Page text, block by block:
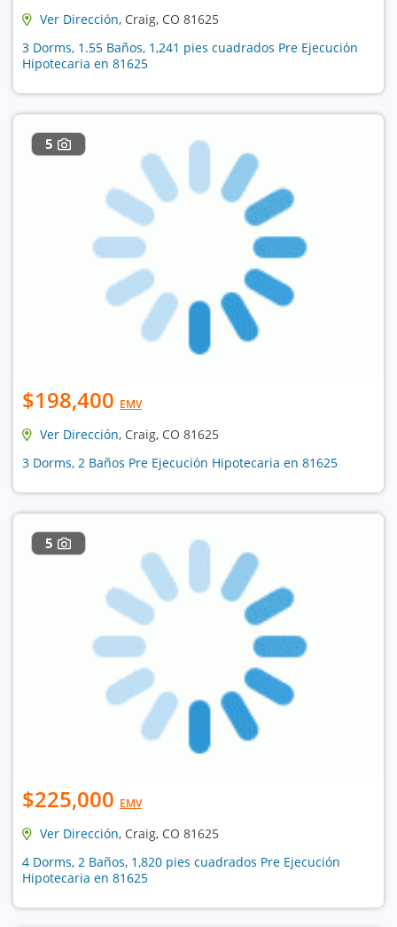
Ver Dirección, Craig, CO 81625
3 Dorms, 1.55 Baños, 1,241 pies cuadrados Pre Ejecución
Hipotecaria en 81625
5
$198,400 EMV
Ver Dirección, Craig, CO 81625
3 Dorms, 2 Baños Pre Ejecución Hipotecaria en 81625
5
$225,000 EMV
Ver Dirección, Craig, CO 81625
4 Dorms, 2 Baños, 1,820 pies cuadrados Pre Ejecución
Hipotecaria en 81625